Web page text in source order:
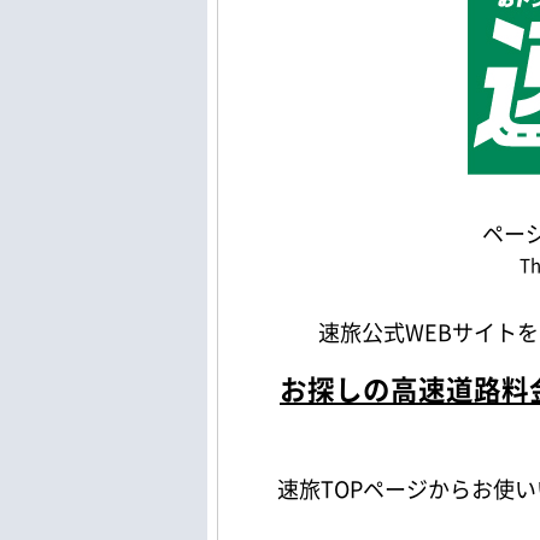
ペー
速旅公式WEBサイト
お探しの高速道路
速旅TOPページからお使